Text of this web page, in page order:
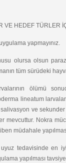
VE HEDEF TÜRLER
yapmayınız.
olursa olsun
tüm sürüdeki
ölümü
lineatum
ve
mevcuttur. Nokra
müdahale
tedavisinde en
yapılması